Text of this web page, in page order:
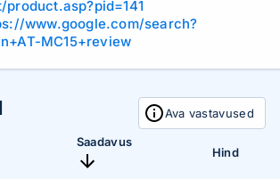
www.google.com/search?
MC15+review
Ava vastavused
Saadavus
Hind